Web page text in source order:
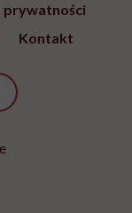
prywatności
Kontakt